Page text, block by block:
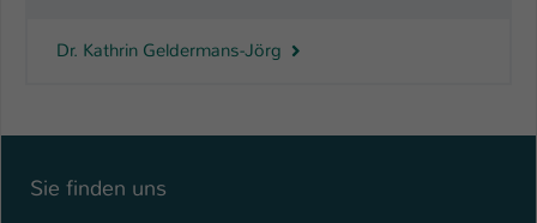
Dr. Kathrin Geldermans-Jörg
Sie finden uns